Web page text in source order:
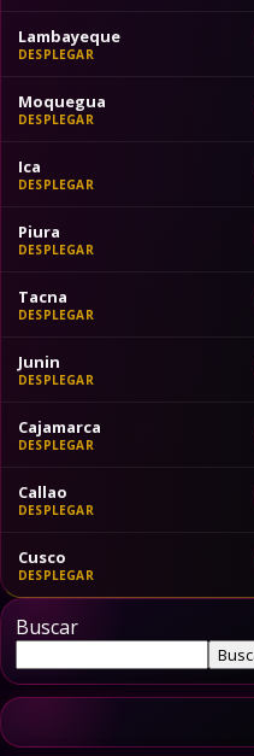
Lambayeque
Moquegua
Ica
Piura
Tacna
Junin
Cajamarca
Callao
Cusco
Buscar